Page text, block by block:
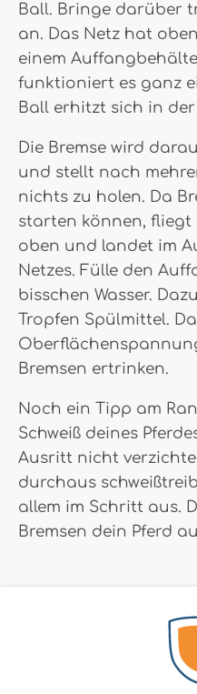
Ball. Bringe darüber
an. Das Netz hat
einem
funktioniert es ganz
Ball erhitzt sich in der
Die Bremse wird
und stellt nach
nichts zu holen. Da
starten können,
oben und landet im
Netzes. Fülle den
bisschen Wasser.
Tropfen Spülmittel.
Bremsen ertrinken.
Noch ein Tipp am
Schweiß deines
Ausritt nicht
durchaus
allem im Schritt aus.
Bremsen dein Pferd